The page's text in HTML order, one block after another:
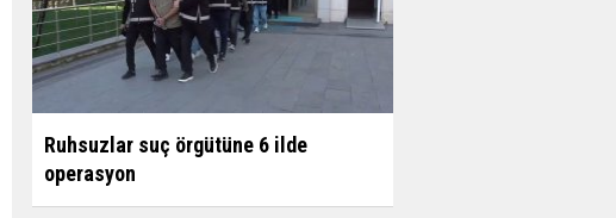
Ruhsuzlar suç örgütüne 6 ilde
operasyon